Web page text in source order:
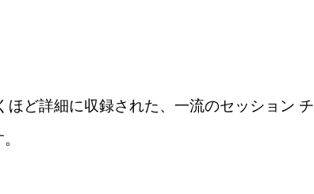
ど詳細に収録された、一流のセッション チ